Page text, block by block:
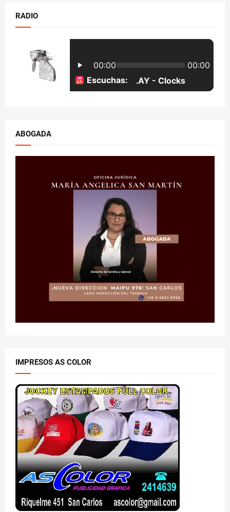
RADIO
ABOGADA
IMPRESOS AS COLOR